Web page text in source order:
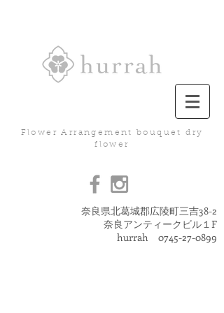
Flower Arrangement bouquet dry
flower
奈良県北葛城郡広陵町三吉38-2
奈良アンティークビル１F
hurrah 0745-27-0899